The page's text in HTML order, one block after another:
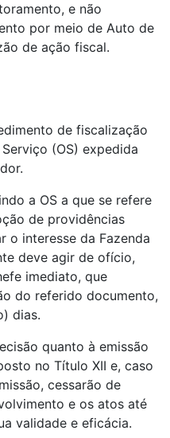
e não
por meio de Auto de
de ação fiscal.
de fiscalização
(OS) expedida
a OS a que se refere
de providências
o interesse da Fazenda
deve agir de ofício,
imediato, que
do referido documento,
dias.
quanto à emissão
no Título XII e, caso
cessarão de
e os atos até
validade e eficácia.